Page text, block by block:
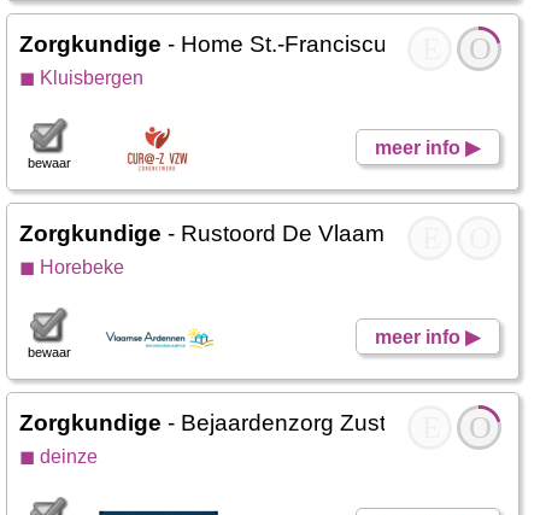
O
Zorgkundige - Home St.-Franciscus
◼ Kluisbergen
meer info ▶
bewaar
Zorgkundige - Rustoord De Vlaamse Ardennen
◼ Horebeke
meer info ▶
bewaar
O
Zorgkundige - Bejaardenzorg Zusters Sint
◼ deinze